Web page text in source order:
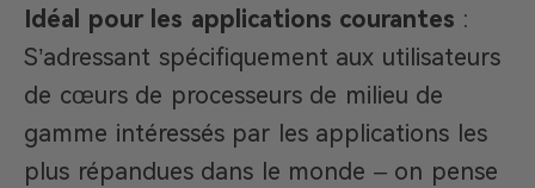
Idéal pour les applications courantes :
S’adressant spécifiquement aux utilisateurs
de cœurs de processeurs de milieu de
gamme intéressés par les applications les
plus répandues dans le monde – on pense